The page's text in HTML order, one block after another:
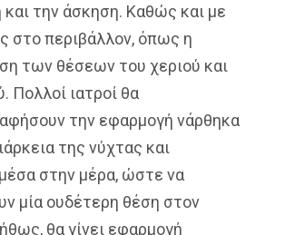
και την άσκηση. Καθώς και με
στο περιβάλλον, όπως η
των θέσεων του χεριού και
Πολλοί ιατροί θα
την εφαρμογή νάρθηκα
της νύχτας και
στην μέρα, ώστε να
μία ουδέτερη θέση στον
θα γίνει εφαρμογή